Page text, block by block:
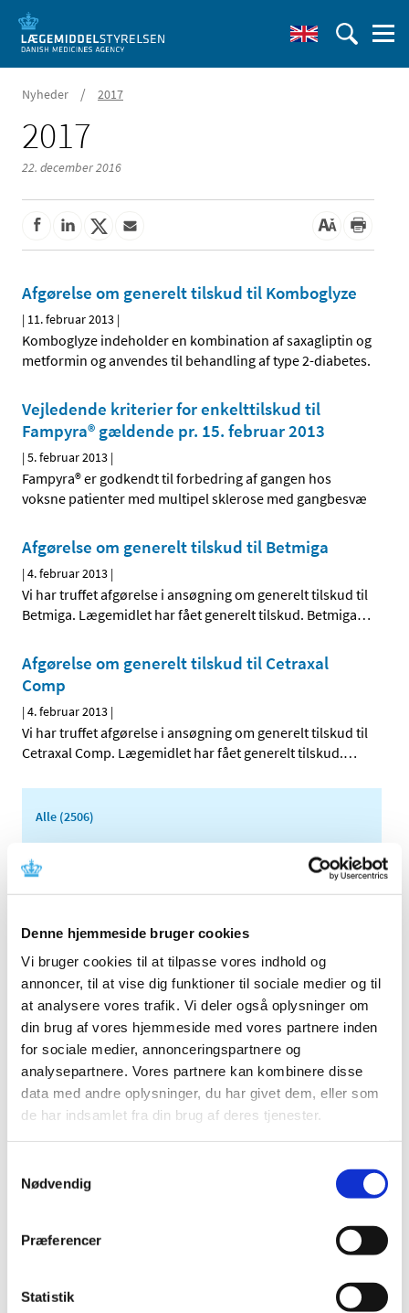
Denne hjemmeside bruger cookies
Vi bruger cookies til at tilpasse vores indhold og
annoncer, til at vise dig funktioner til sociale medier og til
at analysere vores trafik. Vi deler også oplysninger om
din brug af vores hjemmeside med vores partnere inden
for sociale medier, annonceringspartnere og
analysepartnere. Vores partnere kan kombinere disse
data med andre oplysninger, du har givet dem, eller som
de har indsamlet fra din brug af deres tjenester.
Nødvendig
Præferencer
Statistik
Nyheder / 2017
2017
22. december 2016
Afgørelse om generelt tilskud til Komboglyze
| 11. februar 2013 |
Komboglyze indeholder en kombination af saxagliptin og
metformin og anvendes til behandling af type 2-diabetes.
Vejledende kriterier for enkelttilskud til
Fampyra® gældende pr. 15. februar 2013
|5. februar 2013 |
Fampyra® er godkendt til forbedring af gangen hos
voksne patienter med multipel sklerose med gangbesvæ
Afgørelse om generelt tilskud til Betmiga
|4. februar 2013 |
Vi har truffet afgørelse i ansøgning om generelt tilskud til
Betmiga. Lægemidlet har fået generelt tilskud. Betmiga…
Afgørelse om generelt tilskud til Cetraxal
Comp
|4. februar 2013 |
Vi har truffet afgørelse i ansøgning om generelt tilskud til
Cetraxal Comp. Lægemidlet har fået generelt tilskud.…
Alle (2506)
TID
2026 (84)
2025 (158)
2024 (224)
2022 (197)
2021 (516)
2020 (263)
2019 (159)
2018 (150)
2014 (44)
december (4)
september (6)